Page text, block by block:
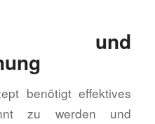
und
benötigt effektives
zu werden und